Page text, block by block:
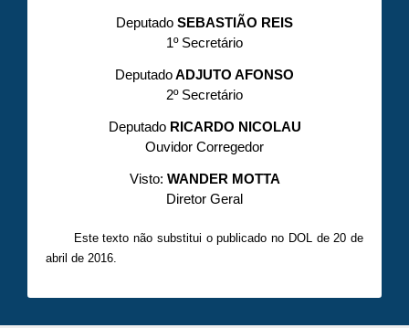
Deputado SEBASTIÃO REIS
1º Secretário
DeputadoADJUTO AFONSO
2º Secretário
DeputadoRICARDO NICOLAU
Ouvidor Corregedor
Visto: WANDER MOTTA
Diretor Geral
Este texto não substitui o publicado no DOL de 20 de
abril de 2016.